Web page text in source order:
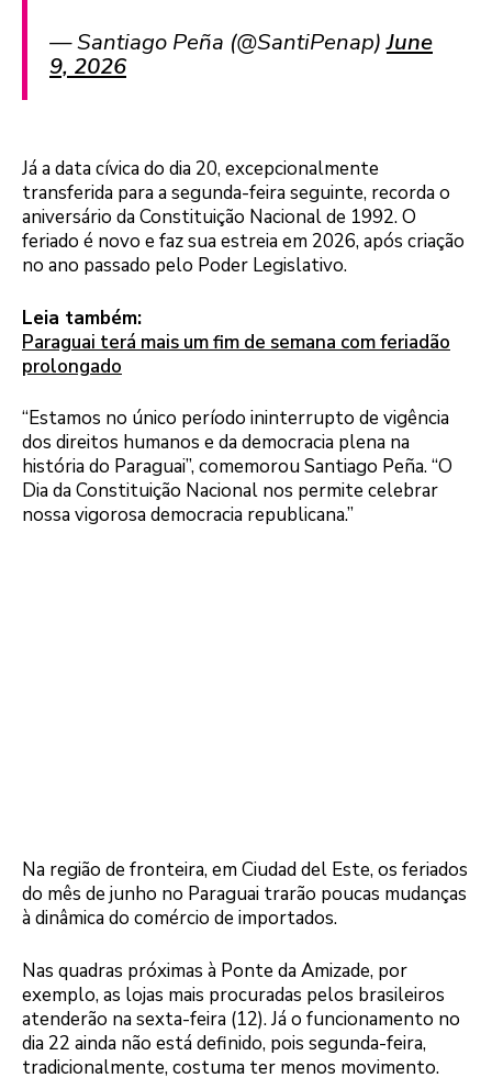
— Santiago Peña (@SantiPenap)June
9, 2026
Já a data cívica do dia 20, excepcionalmente
transferida para a segunda-feira seguinte, recorda o
aniversário da Constituição Nacional de 1992. O
feriado é novo e faz sua estreia em 2026, após criação
no ano passado pelo Poder Legislativo.
Leia também:
Paraguai terá mais um fim de semana com feriadão
prolongado
“Estamos no único período ininterrupto de vigência
dos direitos humanos e da democracia plena na
história do Paraguai”, comemorou Santiago Peña. “O
Dia da Constituição Nacional nos permite celebrar
nossa vigorosa democracia republicana.”
Na região de fronteira, em Ciudad del Este, os feriados
do mês de junho no Paraguai trarão poucas mudanças
à dinâmica do comércio de importados.
Nas quadras próximas à Ponte da Amizade, por
exemplo, as lojas mais procuradas pelos brasileiros
atenderão na sexta-feira (12). Já o funcionamento no
dia 22 ainda não está definido, pois segunda-feira,
tradicionalmente, costuma ter menos movimento.